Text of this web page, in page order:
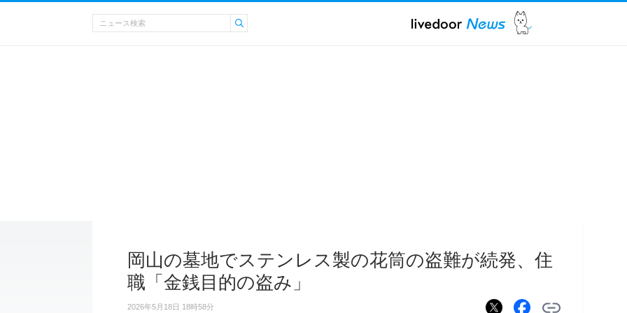
岡山の墓地でステンレス製の花筒の盗難が続発、住
職「金銭目的の盗み」
2026年5月18日 18時58分